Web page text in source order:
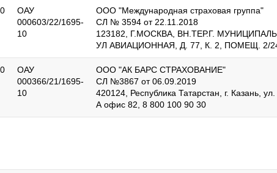
ОАУ
000603/22/1695-
10
ООО "Международная страховая группа"
СЛ № 3594 от 22.11.2018
123182, Г.МОСКВА, ВН.ТЕР.Г.
УЛ АВИАЦИОННАЯ, Д. 77, К. 2, ПОМЕЩ. 2/
ОАУ
000366/21/1695-
10
ООО "АК БАРС СТРАХОВАНИЕ"
СЛ №3867 от 06.09.2019
420124, Республика Татарстан, г. Казань,
А офис 82, 8 800 100 90 30